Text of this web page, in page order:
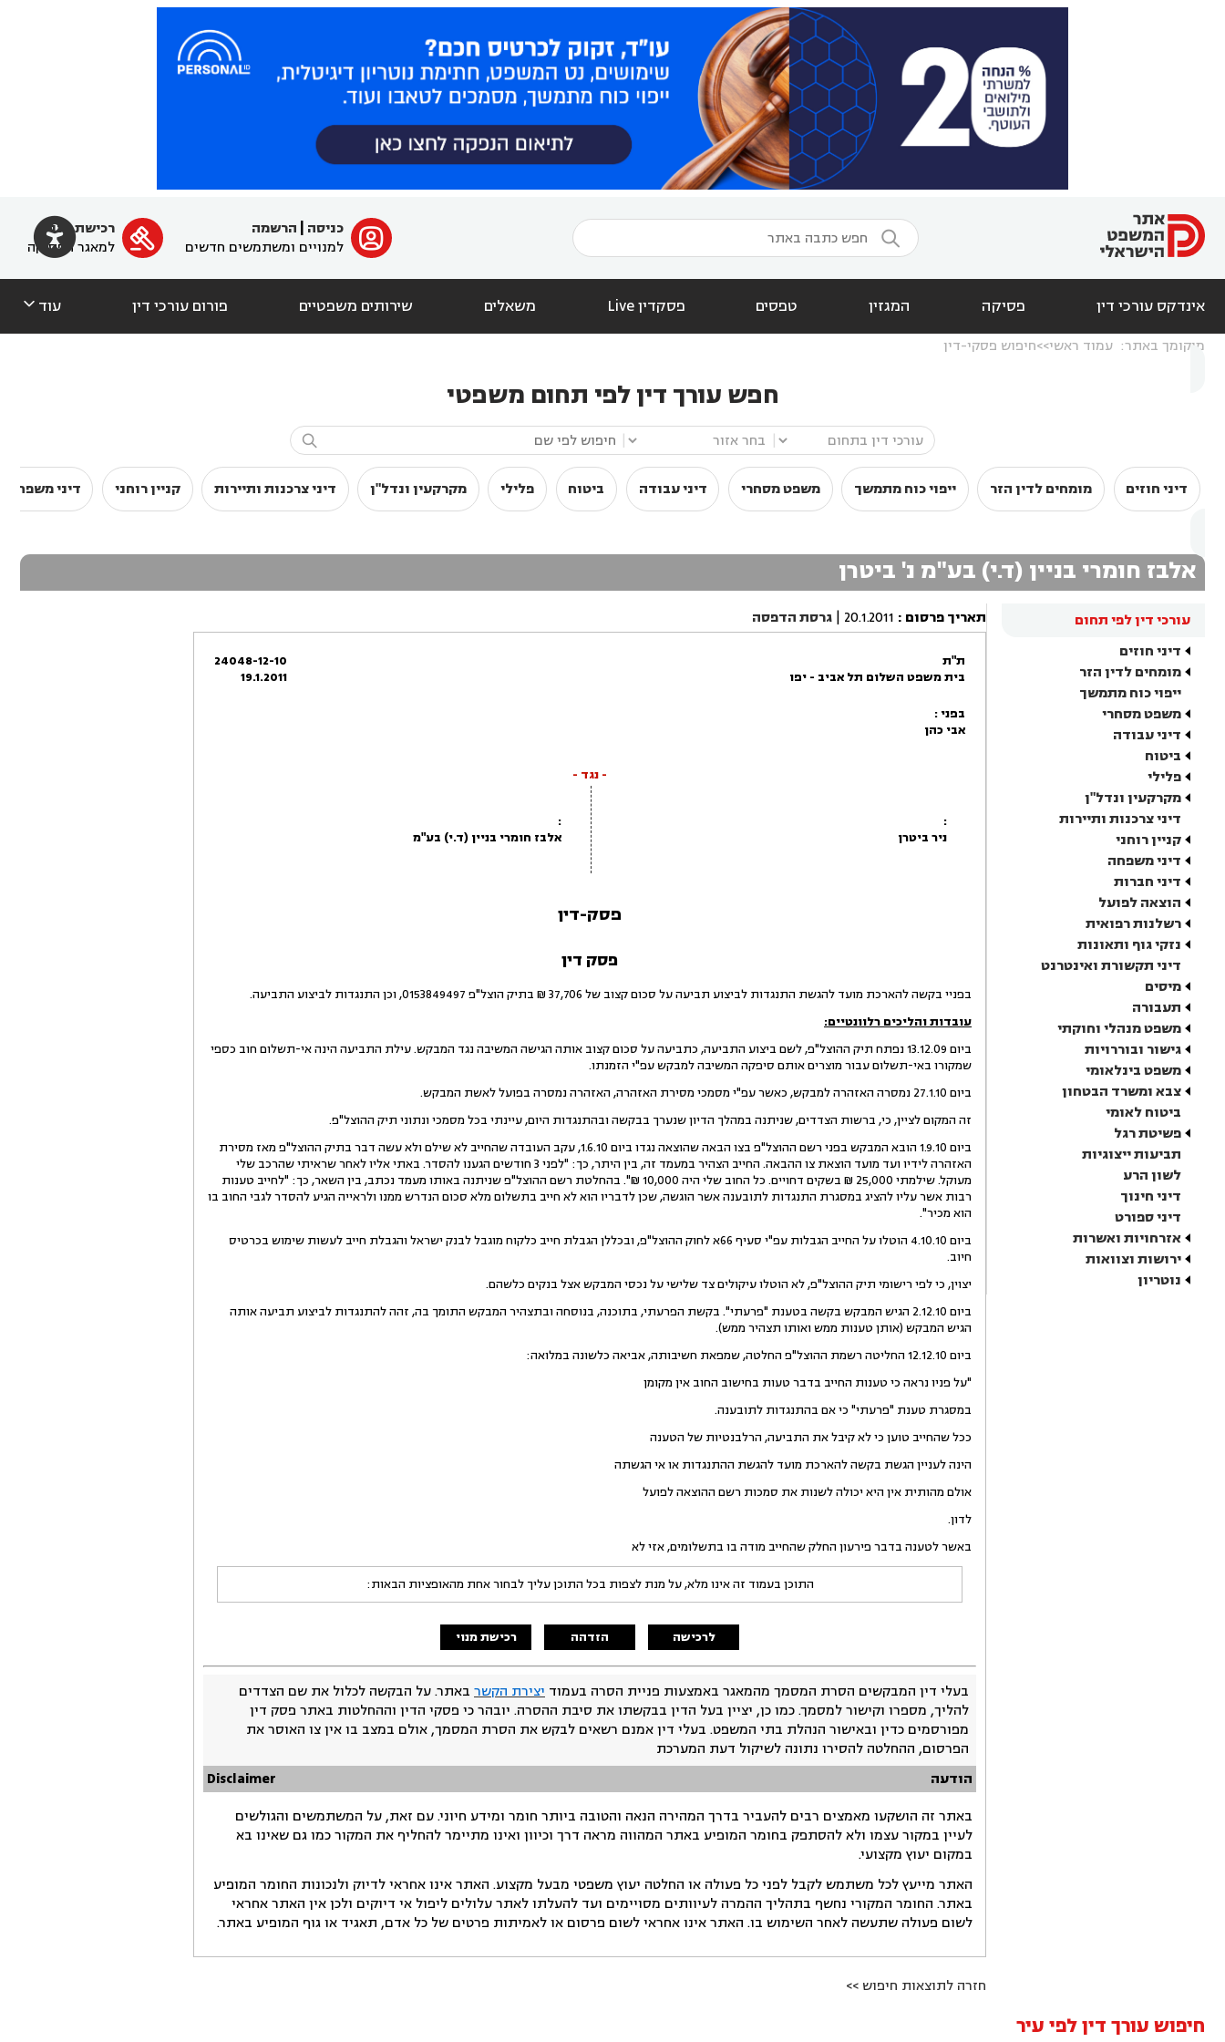
  ﱐ כניסה
הרשמה
למנויים ומשתמשים חדשים

רכישת מנוי
למאגר הפסיקה
אינדקס עורכי דין פסיקה המגזין טפסים פסקדין Live משאלים שירותים משפטיים פורום עורכי דין עוד 
מיקומך באתר: עמוד ראשי חיפוש פסקי-דין
חפש עורך דין לפי תחום משפטי

דיני חוזים מומחים לדין הזר ייפוי כוח מתמשך משפט מסחרי דיני עבודה ביטוח פלילי מקרקעין ונדל"ן דיני צרכנות ותיירות קניין רוחני דיני משפחה
אלבז חומרי בניין (ד.י) בע"מ נ' ביטרן
עורכי דין לפי תחום
דיני חוזים
מומחים לדין הזר
ייפוי כוח מתמשך
משפט מסחרי
דיני עבודה
ביטוח
פלילי
מקרקעין ונדל"ן
דיני צרכנות ותיירות
קניין רוחני
דיני משפחה
דיני חברות
הוצאה לפועל
רשלנות רפואית
נזקי גוף ותאונות
דיני תקשורת ואינטרנט
מיסים
תעבורה
משפט מנהלי וחוקתי
גישור ובוררויות
משפט בינלאומי
צבא ומשרד הבטחון
ביטוח לאומי
פשיטת רגל
תביעות ייצוגיות
לשון הרע
דיני חינוך
דיני ספורט
אזרחויות ואשרות
ירושות וצוואות
נוטריון
תאריך פרסום :
20.1.2011
| גרסת הדפסה
ת"ת
בית משפט השלום תל אביב - יפו
24048-12-10
19.1.2011
בפני :
אבי כהן
- נגד -
:
ניר ביטרן
:
אלבז חומרי בניין (ד.י) בע"מ
פסק-דין
פסק דין
בפניי בקשה להארכת מועד להגשת התנגדות לביצוע תביעה על סכום קצוב של 37,706 ₪ בתיק הוצל"פ 0153849497, וכן התנגדות לביצוע התביעה.
עובדות והליכים רלוונטיים:
ביום 13.12.09 נפתח תיק ההוצל"פ, לשם ביצוע התביעה, כתביעה על סכום קצוב אותה הגישה המשיבה נגד המבקש. עילת התביעה הינה אי-תשלום חוב כספי
שמקורו באי-תשלום עבור מוצרים אותם סיפקה המשיבה למבקש עפ"י הזמנתו.
ביום 27.1.10 נמסרה האזהרה למבקש, כאשר עפ"י מסמכי מסירת האזהרה, האזהרה נמסרה בפועל לאשת המבקש.
זה המקום לציין, כי, ברשות הצדדים, שניתנה במהלך הדיון שנערך בבקשה ובהתנגדות היום, עיינתי בכל מסמכי ונתוני תיק ההוצל"פ.
ביום 1.9.10 הובא המבקש בפני רשם ההוצל"פ בצו הבאה שהוצאה נגדו ביום 1.6.10, עקב העובדה שהחייב לא שילם ולא עשה דבר בתיק ההוצל"פ מאז מסירת
האזהרה לידיו ועד מועד הוצאת צו ההבאה. החייב הצהיר במעמד זה, בין היתר, כך: "לפני 3 חודשים הגענו להסדר. באתי אליו לאחר שראיתי שהרכב שלי
מעוקל. שילמתי 25,000 ₪ בשקים דחויים. כל החוב שלי היה 10,000 ₪". בהחלטת רשם ההוצל"פ שניתנה באותו מעמד נכתב, בין השאר, כך: "לחייב טענות
רבות אשר עליו להציג במסגרת התנגדות לתובענה אשר הוגשה, שכן לדבריו הוא לא חייב בתשלום מלא סכום הנדרש ממנו ולראייה הגיע להסדר לגבי החוב בו
הוא מכיר".
ביום 4.10.10 הוטלו על החייב הגבלות עפ"י סעיף 66א לחוק ההוצל"פ, ובכללן הגבלת חייב כלקוח מוגבל לבנק ישראל והגבלת חייב לעשות שימוש בכרטיס
חיוב.
יצוין, כי לפי רישומי תיק ההוצל"פ, לא הוטלו עיקולים צד שלישי על נכסי המבקש אצל בנקים כלשהם.
ביום 2.12.10 הגיש המבקש בקשה בטענת "פרעתי". בקשת הפרעתי, בתוכנה, בנוסחה ובתצהיר המבקש התומך בה, זהה להתנגדות לביצוע תביעה אותה
הגיש המבקש (אותן טענות ממש ואותו תצהיר ממש).
ביום 12.12.10 החליטה רשמת ההוצל"פ החלטה, שמפאת חשיבותה, אביאה כלשונה במלואה:
"על פניו נראה כי טענות החייב בדבר טעות בחישוב החוב אין מקומן
במסגרת טענת "פרעתי" כי אם בהתנגדות לתובענה.
ככל שהחייב טוען כי לא קיבל את התביעה, הרלבנטיות של הטענה
הינה לעניין הגשת בקשה להארכת מועד להגשת ההתנגדות או אי הגשתה
אולם מהותית אין היא יכולה לשנות את סמכות רשם ההוצאה לפועל
לדון.
באשר לטענה בדבר פירעון החלק שהחייב מודה בו בתשלומים, אזי לא
התוכן בעמוד זה אינו מלא, על מנת לצפות בכל התוכן עליך לבחור אחת מהאופציות הבאות:
לרכישה הזדהה רכישת מנוי
בעלי דין המבקשים הסרת המסמך מהמאגר באמצעות פניית הסרה בעמוד יצירת הקשר באתר. על הבקשה לכלול את שם הצדדים
להליך, מספרו וקישור למסמך. כמו כן, יציין בעל הדין בבקשתו את סיבת ההסרה. יובהר כי פסקי הדין וההחלטות באתר פסק דין
מפורסמים כדין ובאישור הנהלת בתי המשפט. בעלי דין אמנם רשאים לבקש את הסרת המסמך, אולם במצב בו אין צו האוסר את
הפרסום, ההחלטה להסירו נתונה לשיקול דעת המערכת
הודעה
Disclaimer
באתר זה הושקעו מאמצים רבים להעביר בדרך המהירה הנאה והטובה ביותר חומר ומידע חיוני. עם זאת, על המשתמשים והגולשים
לעיין במקור עצמו ולא להסתפק בחומר המופיע באתר המהווה מראה דרך וכיוון ואינו מתיימר להחליף את המקור כמו גם שאינו בא
במקום יעוץ מקצועי.
האתר מייעץ לכל משתמש לקבל לפני כל פעולה או החלטה יעוץ משפטי מבעל מקצוע. האתר אינו אחראי לדיוק ולנכונות החומר המופיע
באתר. החומר המקורי נחשף בתהליך ההמרה לעיוותים מסויימים ועד להעלתו לאתר עלולים ליפול אי דיוקים ולכן אין האתר אחראי
לשום פעולה שתעשה לאחר השימוש בו. האתר אינו אחראי לשום פרסום או לאמיתות פרטים של כל אדם, תאגיד או גוף המופיע באתר.
חזרה לתוצאות חיפוש >>
חיפוש עורך דין לפי עיר